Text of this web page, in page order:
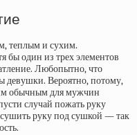
теплым и сухим.
бы один из трех элементов
Любопытно, что
девушки. Вероятно, потому,
обычным для мужчин
случай пожать руку
руку под сушкой — так